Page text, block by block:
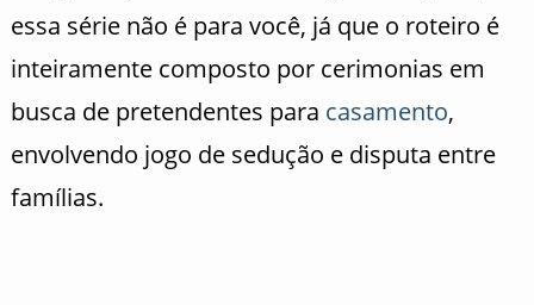
essa série não é para você, já que o roteiro é
inteiramente composto por cerimonias em
busca de pretendentes para casamento,
envolvendo jogo de sedução e disputa entre
famílias.